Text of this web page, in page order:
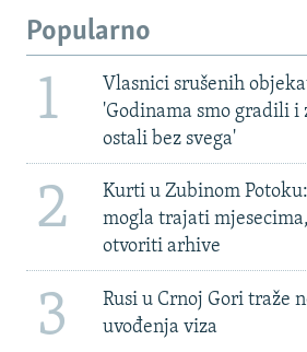
Popularno
1
Vlasnici srušenih
'Godinama smo gradili i
ostali bez svega'
2
Kurti u Zubinom
mogla trajati
otvoriti arhive
3
Rusi u Crnoj Gori traže
uvođenja viza